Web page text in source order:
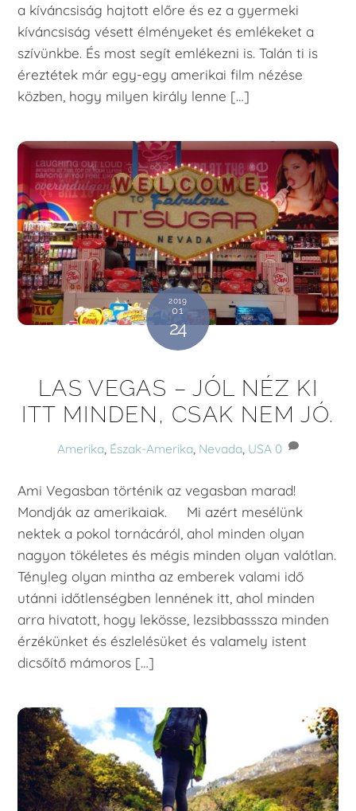
a kíváncsiság hajtott előre és ez a gyermeki
kíváncsiság vésett élményeket és emlékeket a
szívünkbe. És most segít emlékezni is. Talán ti is
éreztétek már egy-egy amerikai film nézése
közben, hogy milyen király lenne […]
2019
01
24
LAS VEGAS – JÓL NÉZ KI
ITT MINDEN, CSAK NEM JÓ.
Amerika, Észak-Amerika, Nevada, USA 0
Ami Vegasban történik az vegasban marad!
Mondják az amerikaiak. Mi azért mesélünk
nektek a pokol tornácáról, ahol minden olyan
nagyon tökéletes és mégis minden olyan valótlan.
Tényleg olyan mintha az emberek valami idő
utánni időtlenségben lennének itt, ahol minden
arra hivatott, hogy lekösse, lezsibbasssza minden
érzékünket és észlelésüket és valamely istent
dicsőítő mámoros […]